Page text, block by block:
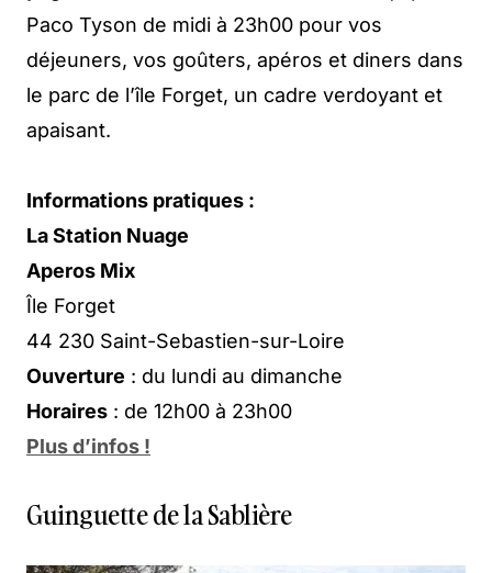
Paco Tyson de midi à 23h00 pour vos
déjeuners, vos goûters, apéros et diners dans
le parc de l’île Forget, un cadre verdoyant et
apaisant.
Informations pratiques :
La Station Nuage
Aperos Mix
Île Forget
44 230 Saint-Sebastien-sur-Loire
Ouverture : du lundi au dimanche
Horaires : de 12h00 à 23h00
Plus d’infos !
Guinguette de la Sablière